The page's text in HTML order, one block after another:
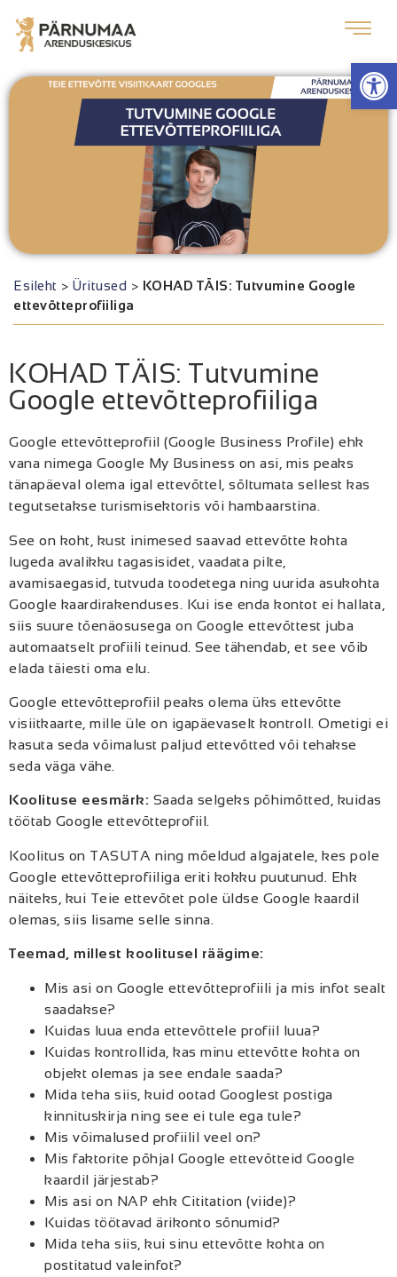
Esileht > Üritused > KOHAD TÄIS: Tutvumine Google
ettevõtteprofiiliga
KOHAD TÄIS: Tutvumine
Google ettevõtteprofiiliga
Google ettevõtteprofiil (Google Business Profile) ehk
vana nimega Google My Business on asi, mis peaks
tänapäeval olema igal ettevõttel, sõltumata sellest kas
tegutsetakse turismisektoris või hambaarstina.
See on koht, kust inimesed saavad ettevõtte kohta
lugeda avalikku tagasisidet, vaadata pilte,
avamisaegasid, tutvuda toodetega ning uurida asukohta
Google kaardirakenduses. Kui ise enda kontot ei hallata,
siis suure tõenäosusega on Google ettevõttest juba
automaatselt profiili teinud. See tähendab, et see võib
elada täiesti oma elu.
Google ettevõtteprofiil peaks olema üks ettevõtte
visiitkaarte, mille üle on igapäevaselt kontroll. Ometigi ei
kasuta seda võimalust paljud ettevõtted või tehakse
seda väga vähe.
Koolituse eesmärk: Saada selgeks põhimõtted, kuidas
töötab Google ettevõtteprofiil.
Koolitus on TASUTA ning mõeldud algajatele, kes pole
Google ettevõtteprofiiliga eriti kokku puutunud. Ehk
näiteks, kui Teie ettevõtet pole üldse Google kaardil
olemas, siis lisame selle sinna.
Teemad, millest koolitusel räägime:
Mis asi on Google ettevõtteprofiili ja mis infot sealt
saadakse?
Kuidas luua enda ettevõttele profiil luua?
Kuidas kontrollida, kas minu ettevõtte kohta on
objekt olemas ja see endale saada?
Mida teha siis, kuid ootad Googlest postiga
kinnituskirja ning see ei tule ega tule?
Mis võimalused profiilil veel on?
Mis faktorite põhjal Google ettevõtteid Google
kaardil järjestab?
Mis asi on NAP ehk Cititation (viide)?
Kuidas töötavad ärikonto sõnumid?
Mida teha siis, kui sinu ettevõtte kohta on
postitatud valeinfot?